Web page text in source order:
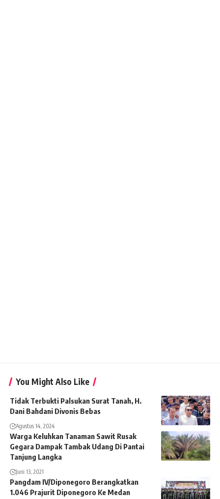
You Might Also Like
Tidak Terbukti Palsukan Surat Tanah, H.
Dani Bahdani Divonis Bebas
Agustus 14, 2024
Warga Keluhkan Tanaman Sawit Rusak
Gegara Dampak Tambak Udang Di Pantai
Tanjung Langka
Juni 13, 2021
Pangdam IV/Diponegoro Berangkatkan
1.046 Prajurit Diponegoro Ke Medan